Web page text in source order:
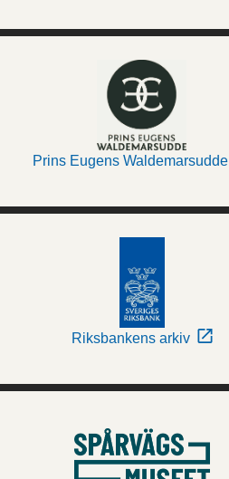
Prins Eugens Waldemarsudde
Riksbankens arkiv